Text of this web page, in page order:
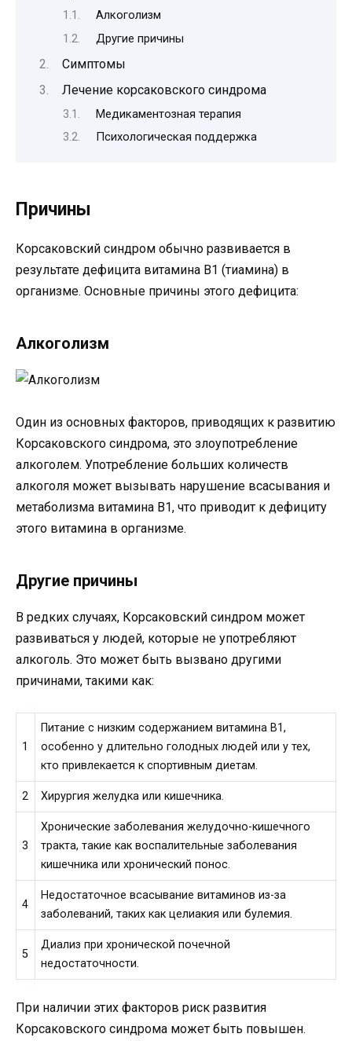
Алкоголизм
Другие причины
Симптомы
Лечение корсаковского синдрома
Медикаментозная терапия
Психологическая поддержка
Причины
Корсаковский синдром обычно развивается в
результате дефицита витамина В1 (тиамина) в
организме. Основные причины этого дефицита:
Алкоголизм
Один из основных факторов, приводящих к развитию
Корсаковского синдрома, это злоупотребление
алкоголем. Употребление больших количеств
алкоголя может вызывать нарушение всасывания и
метаболизма витамина В1, что приводит к дефициту
этого витамина в организме.
Другие причины
В редких случаях, Корсаковский синдром может
развиваться у людей, которые не употребляют
алкоголь. Это может быть вызвано другими
причинами, такими как:
1
Питание с низким содержанием витамина В1,
особенно у длительно голодных людей или у тех,
кто привлекается к спортивным диетам.
2 Хирургия желудка или кишечника.
3
Хронические заболевания желудочно-кишечного
тракта, такие как воспалительные заболевания
кишечника или хронический понос.
4
Недостаточное всасывание витаминов из-за
заболеваний, таких как целиакия или булемия.
5
Диализ при хронической почечной
недостаточности.
При наличии этих факторов риск развития
Корсаковского синдрома может быть повышен.